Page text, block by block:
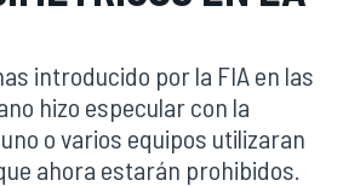
introducido por la FIA en las
hizo especular con la
o varios equipos utilizaran
ahora estarán prohibidos.